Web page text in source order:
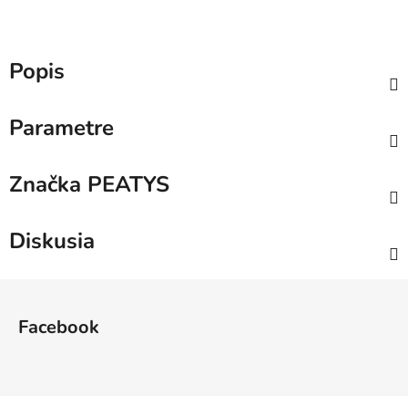
Popis
Parametre
Značka PEATYS
Diskusia
Facebook